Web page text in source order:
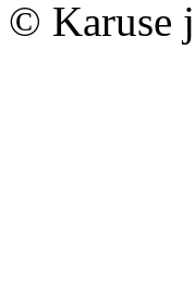
© Karuse